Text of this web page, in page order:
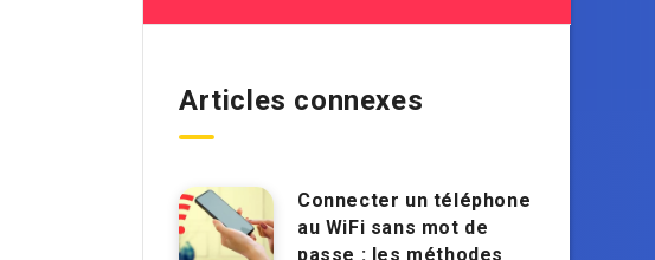
Articles connexes
Connecter un téléphone
au WiFi sans mot de
passe : les méthodes